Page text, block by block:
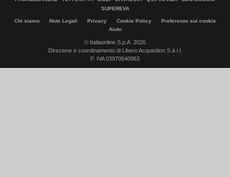
SUPEREVA
Chi siamo Note Legali Privacy Cookie Policy
Preferenze sui cookie
Aiuto
© Italiaonline S.p.A. 2026
Direzione e coordinamento di Libero Acquisition S.á r.l.
P. IVA 03970540963